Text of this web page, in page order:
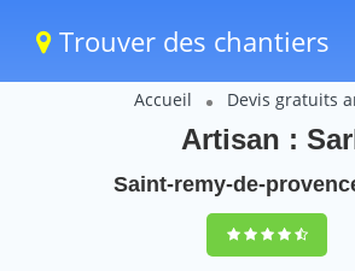
Trouver des chantiers
Accueil Devis gratuits
Artisan :
Saint-remy-de-